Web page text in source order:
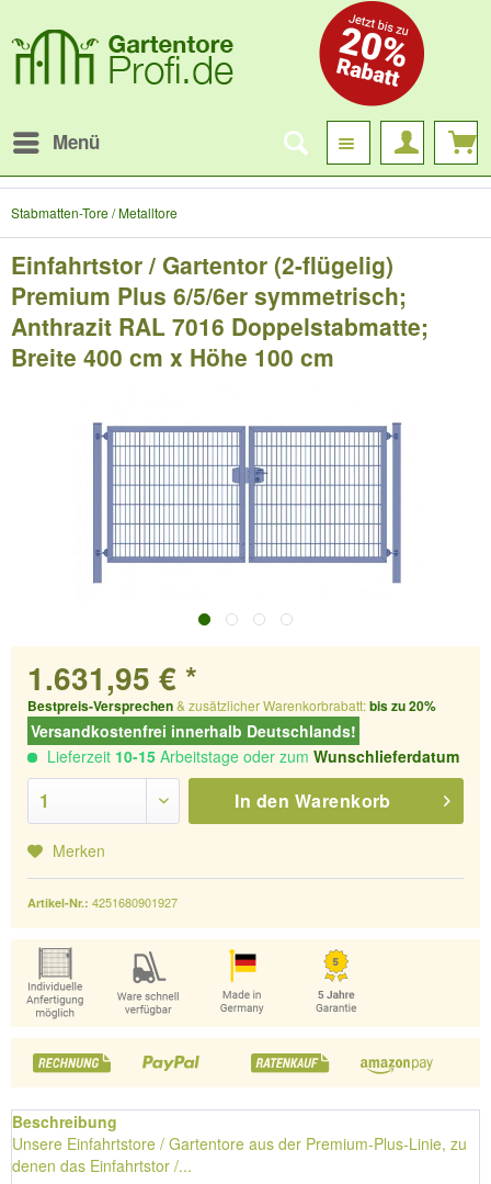
Menü
Stabmatten-Tore / Metalltore
Einfahrtstor / Gartentor (2-flügelig)
Premium Plus 6/5/6er symmetrisch;
Anthrazit RAL 7016 Doppelstabmatte;
Breite 400 cm x Höhe 100 cm
1.631,95 € *
Bestpreis-Versprechen& zusätzlicher Warenkorbrabatt:bis zu 20%
Versandkostenfrei innerhalb Deutschlands!
Lieferzeit 10-15 Arbeitstage oder zum Wunschlieferdatum
In den Warenkorb
Merken
Artikel-Nr.: 4251680901927
Beschreibung
Unsere Einfahrtstore / Gartentore aus der Premium-Plus-Linie, zu
denen das Einfahrtstor /...